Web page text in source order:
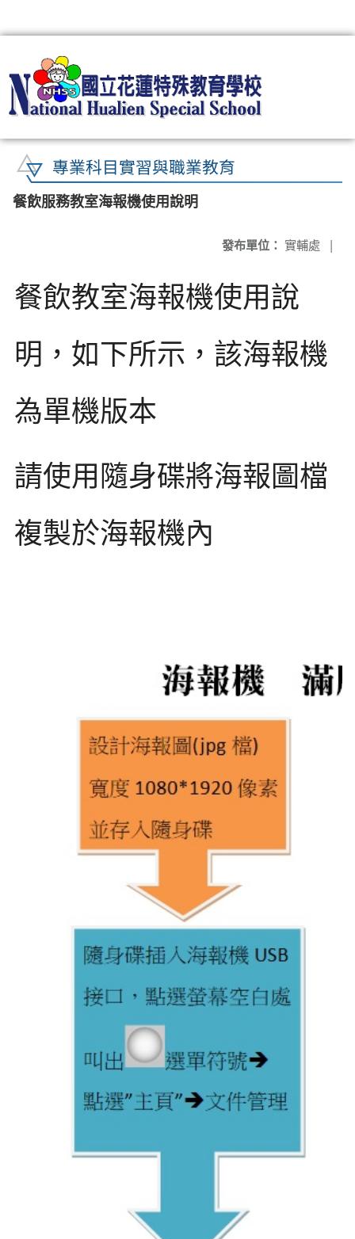
專業科目實習與職業教育
餐飲服務教室海報機使用說明
發布單位： 實輔處 |
餐飲教室海報機使用說
明，如下所示，該海報機
為單機版本
請使用隨身碟將海報圖檔
複製於海報機內